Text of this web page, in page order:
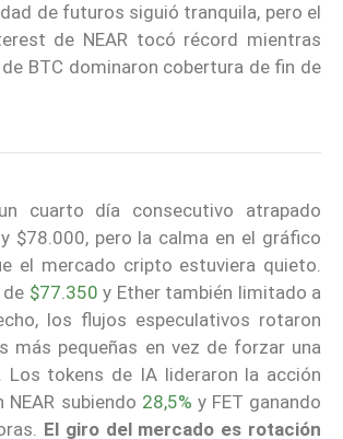
de futuros siguió tranquila, pero el
de NEAR tocó récord mientras
BTC dominaron cobertura de fin de
cuarto día consecutivo atrapado
$78.000, pero la calma en el gráfico
el mercado cripto estuviera quieto.
de $77.350 y Ether también limitado a
los flujos especulativos rotaron
más pequeñas en vez de forzar una
Los tokens de IA lideraron la acción
NEAR subiendo 28,5% y FET ganando
El giro del mercado es rotación